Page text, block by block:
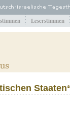
Leserstimmen